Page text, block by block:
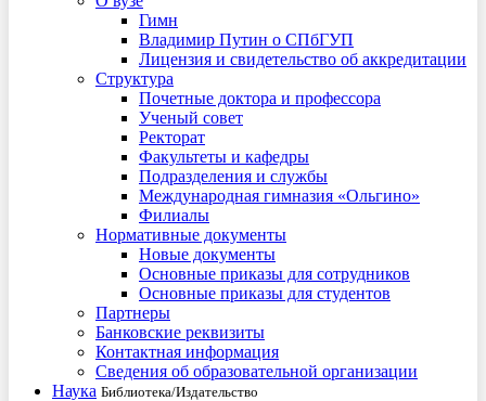
Гимн
Владимир Путин о СПбГУП
Лицензия и свидетельство об аккредитации
Структура
Почетные доктора и профессора
Ученый совет
Ректорат
Факультеты и кафедры
Подразделения и службы
Международная гимназия «Ольгино»
Филиалы
Нормативные документы
Новые документы
Основные приказы для сотрудников
Основные приказы для студентов
Партнеры
Банковские реквизиты
Контактная информация
Сведения об образовательной организации
Наука Библиотека/Издательство